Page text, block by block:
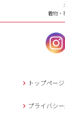
【お問い合わせ
ル）】10:00~17:00
土曜日
時休業日を
営業時
返信させて
年末年
着物・
トップページ
プライバシ